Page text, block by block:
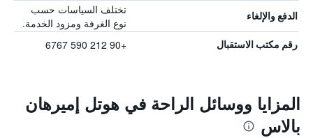
الدفع والإلغاء
تختلف السياسات حسب
نوع الغرفة ومزود الخدمة.
رقم مكتب الاستقبال +90 212 590 6767
المزايا ووسائل الراحة في هوتل إميرهان
بالاس